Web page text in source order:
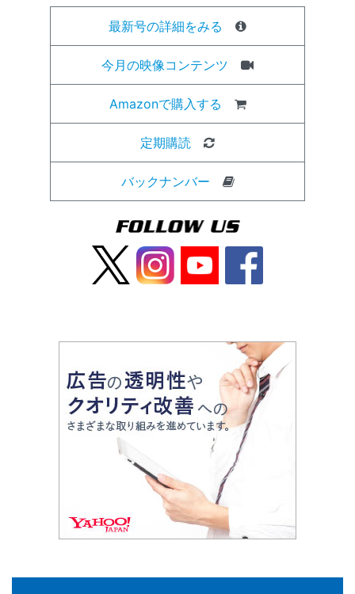
最新号の詳細をみる
今月の映像コンテンツ
Amazonで購入する
定期購読
バックナンバー